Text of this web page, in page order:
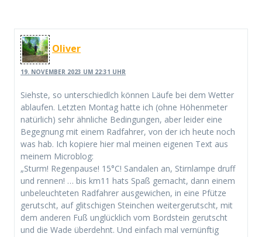
Oliver
19. NOVEMBER 2023 UM 22:31 UHR
Siehste, so unterschiedlch können Läufe bei dem Wetter
ablaufen. Letzten Montag hatte ich (ohne Höhenmeter
natürlich) sehr ähnliche Bedingungen, aber leider eine
Begegnung mit einem Radfahrer, von der ich heute noch
was hab. Ich kopiere hier mal meinen eigenen Text aus
meinem Microblog:
„Sturm! Regenpause! 15°C! Sandalen an, Stirnlampe druff
und rennen! … bis km11 hats Spaß gemacht, dann einem
unbeleuchteten Radfahrer ausgewichen, in eine Pfütze
gerutscht, auf glitschigen Steinchen weitergerutscht, mit
dem anderen Fuß unglücklich vom Bordstein gerutscht
und die Wade überdehnt. Und einfach mal vernünftig